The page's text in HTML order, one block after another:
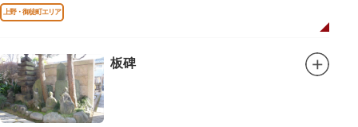
上野・御徒町エリア
板碑